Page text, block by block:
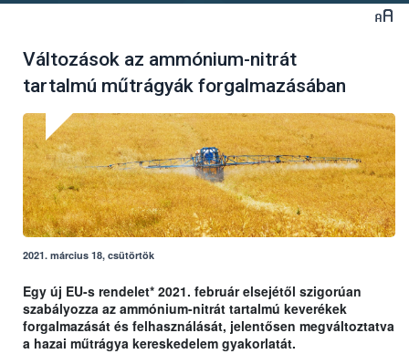
Változások az ammónium-nitrát
tartalmú műtrágyák forgalmazásában
2021. március 18, csütörtök
Egy új EU-s rendelet* 2021. február elsejétől szigorúan
szabályozza az ammónium-nitrát tartalmú keverékek
forgalmazását és felhasználását, jelentősen megváltoztatva
a hazai műtrágya kereskedelem gyakorlatát.